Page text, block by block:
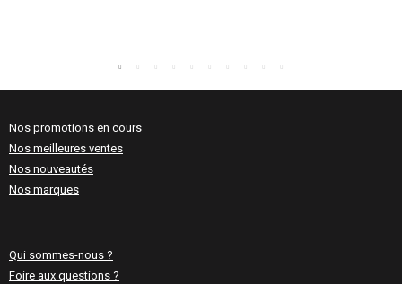
Nos promotions en cours
Nos meilleures ventes
Nos nouveautés
Nos marques
Qui sommes-nous ?
Foire aux questions ?